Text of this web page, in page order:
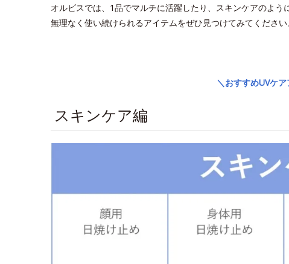
オルビスでは、1品でマルチに活躍したり、スキンケアのよう
無理なく使い続けられるアイテムをぜひ見つけてみてください
＼おすすめUVケ
スキンケア編